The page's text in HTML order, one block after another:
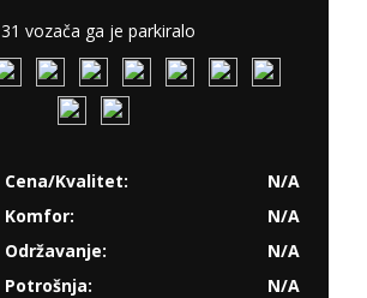
31 vozača ga je parkiralo
Cena/Kvalitet:
N/A
Komfor:
N/A
Održavanje:
N/A
Potrošnja:
N/A